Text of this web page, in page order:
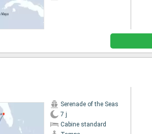
Serenade of the Seas
7 j
Cabine standard